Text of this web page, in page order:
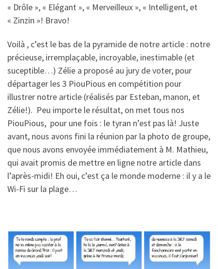
« Drôle », « Elégant », « Merveilleux », « Intelligent, et
« Zinzin »! Bravo!
Voilà , c’est le bas de la pyramide de notre article : notre
précieuse, irremplaçable, incroyable, inestimable (et
suceptible…) Zélie a proposé au jury de voter, pour
départager les 3 PiouPious en compétition pour
illustrer notre article (réalisés par Esteban, manon, et
Zélie!). Peu importe le résultat, on met tous nos
PiouPious, pour une fois : le tyran n’est pas là! Juste
avant, nous avons fini la réunion par la photo de groupe,
que nous avons envoyée immédiatement à M. Mathieu,
qui avait promis de mettre en ligne notre article dans
l’après-midi! Eh oui, c’est ça le monde moderne : il y a le
Wi-Fi sur la plage…